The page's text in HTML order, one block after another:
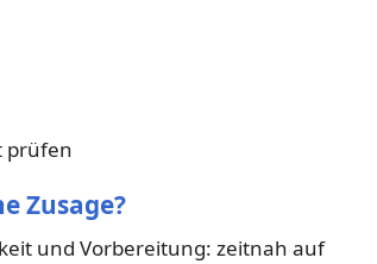
prüfen
Zusage?
und Vorbereitung: zeitnah auf